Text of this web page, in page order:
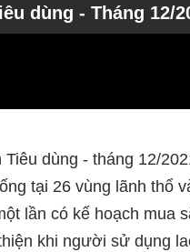
dùng - Tháng 12/
dùng - tháng 12/
tại 26 vùng lãnh thổ
lần có kế hoạch mua
khi người sử dụng